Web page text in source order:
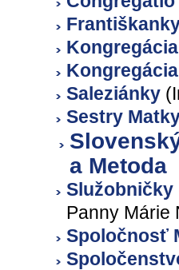
Saleziánky
Sestry
a Metoda
Služobničky
Panny Márie
Spoločnosť